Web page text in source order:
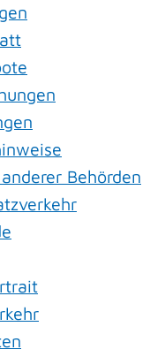
Behörden